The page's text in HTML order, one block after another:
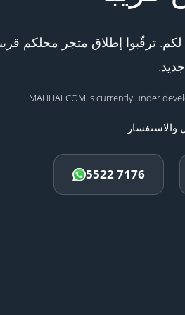
ترقّبوا إطلاق متجر محلكم
جديد.
MAHHALCOM is currently under
والاستفسار
5522 7176